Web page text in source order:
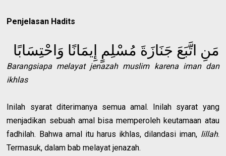
Penjelasan Hadits
مَنِ اتَّبَعَ جَنَازَةَ مُسْلِمٍ إِيمَانًا وَاحْتِسَابًا
Barangsiapa melayat jenazah muslim karena iman dan
ikhlas
Inilah syarat diterimanya semua amal. Inilah syarat yang
menjadikan sebuah amal bisa memperoleh keutamaan atau
fadhilah. Bahwa amal itu harus ikhlas, dilandasi iman, lillah.
Termasuk, dalam bab melayat jenazah.